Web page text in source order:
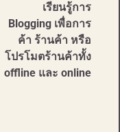
เรียนรู้การ
Blogging เพื่อการ
ค้า ร้านค้า หรือ
โปรโมตร้านค้าทั้ง
offline และ online